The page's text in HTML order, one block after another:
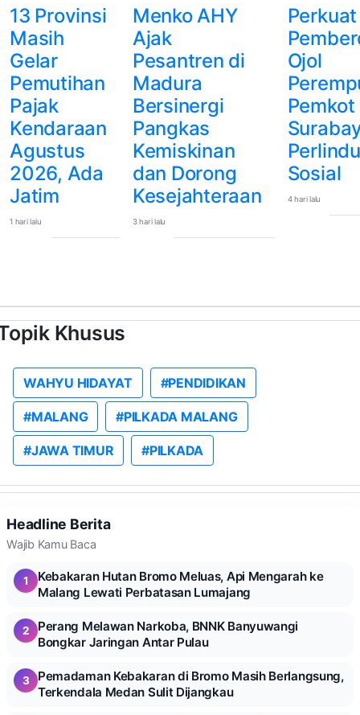
13 Provinsi
Masih
Gelar
Pemutihan
Pajak
Kendaraan
Agustus
2026, Ada
Jatim
1 hari lalu
Menko AHY
Ajak
Pesantren di
Madura
Bersinergi
Pangkas
Kemiskinan
dan Dorong
Kesejahteraan
3 hari lalu
Perkuat
Ojol
Pemkot
Sosial
4 hari lalu
Khusus
WAHYU HIDAYAT #PENDIDIKAN
#MALANG #PILKADA MALANG
#JAWA TIMUR #PILKADA
Headline Berita
Wajib Kamu Baca
1
Kebakaran Hutan Bromo Meluas, Api Mengarah ke
Malang Lewati Perbatasan Lumajang
2
Perang Melawan Narkoba, BNNK Banyuwangi
Bongkar Jaringan Antar Pulau
3
Pemadaman Kebakaran di Bromo Masih Berlangsung,
Terkendala Medan Sulit Dijangkau